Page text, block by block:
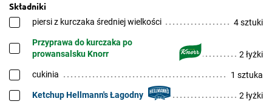
Składniki
piersi z kurczaka średniej wielkości 4 sztuki
Przyprawa do kurczaka po
prowansalsku Knorr
2 łyżki
cukinia 1 sztuka
Ketchup Hellmann's Łagodny 2 łyżki